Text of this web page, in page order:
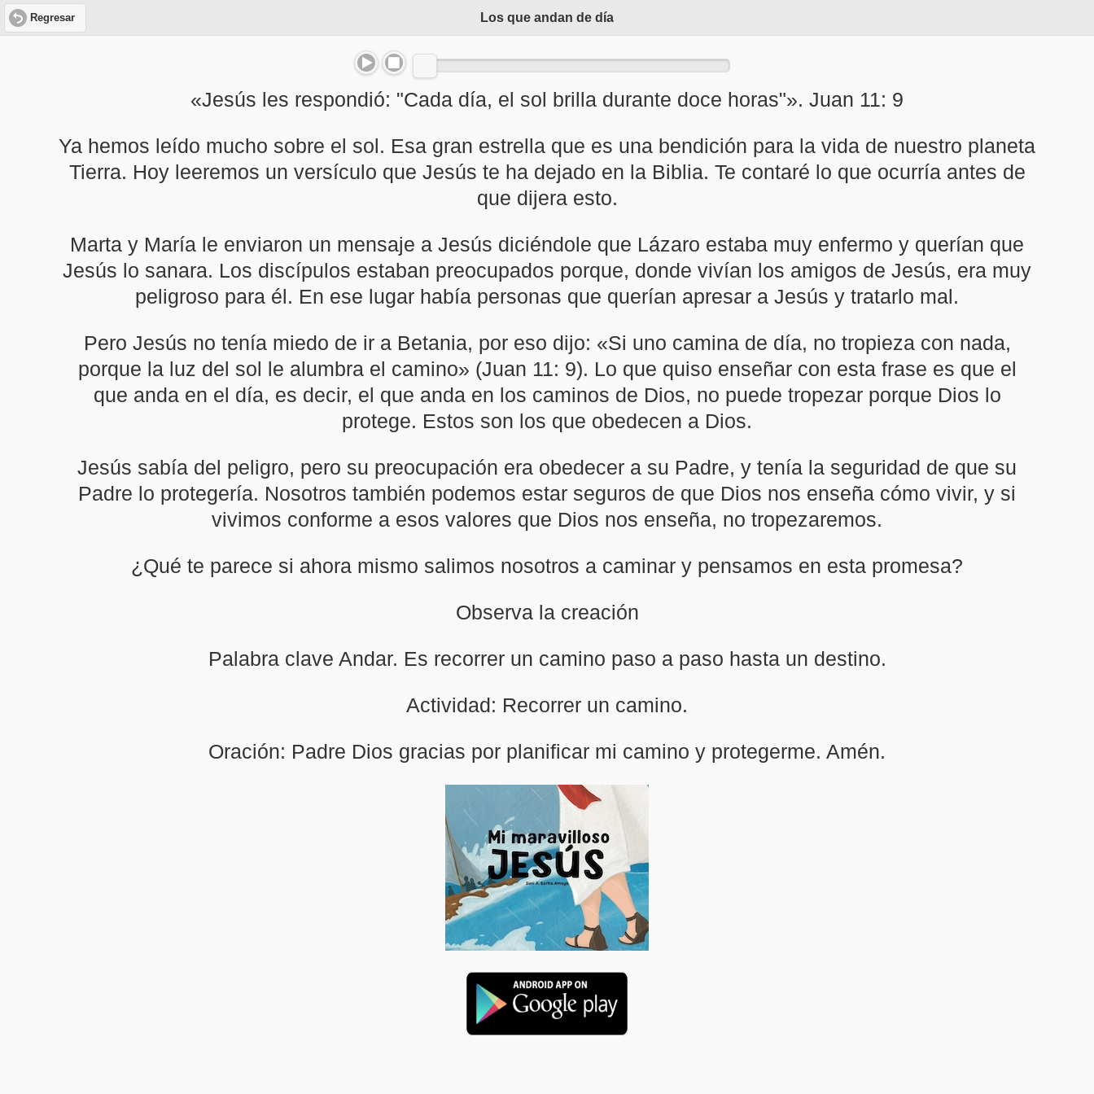
Regresar Los que andan de día
«Jesús les respondió: "Cada día, el sol brilla durante doce horas"». Juan 11: 9
Ya hemos leído mucho sobre el sol. Esa gran estrella que es una bendición para la vida de nuestro planeta
Tierra. Hoy leeremos un versículo que Jesús te ha dejado en la Biblia. Te contaré lo que ocurría antes de
que dijera esto.
Marta y María le enviaron un mensaje a Jesús diciéndole que Lázaro estaba muy enfermo y querían que
Jesús lo sanara. Los discípulos estaban preocupados porque, donde vivían los amigos de Jesús, era muy
peligroso para él. En ese lugar había personas que querían apresar a Jesús y tratarlo mal.
Pero Jesús no tenía miedo de ir a Betania, por eso dijo: «Si uno camina de día, no tropieza con nada,
porque la luz del sol le alumbra el camino» (Juan 11: 9). Lo que quiso enseñar con esta frase es que el
que anda en el día, es decir, el que anda en los caminos de Dios, no puede tropezar porque Dios lo
protege. Estos son los que obedecen a Dios.
Jesús sabía del peligro, pero su preocupación era obedecer a su Padre, y tenía la seguridad de que su
Padre lo protegería. Nosotros también podemos estar seguros de que Dios nos enseña cómo vivir, y si
vivimos conforme a esos valores que Dios nos enseña, no tropezaremos.
¿Qué te parece si ahora mismo salimos nosotros a caminar y pensamos en esta promesa?
Observa la creación
Palabra clave Andar. Es recorrer un camino paso a paso hasta un destino.
Actividad: Recorrer un camino.
Oración: Padre Dios gracias por planificar mi camino y protegerme. Amén.